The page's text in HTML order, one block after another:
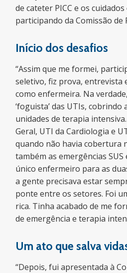
de cateter PICC e os
participando da Comissão de
Início dos desafios
“Assim que me formei,
seletivo, fiz prova, entrevista
como enfermeira. Na
‘foguista’ das UTIs, cobrindo
unidades de terapia
Geral, UTI da Cardiologia e
quando não havia cobertura
também as emergências SUS
único enfermeiro para as
a gente precisava estar
ponte entre os setores. Foi
rica. Tinha acabado de me
de emergência e terapia
Um ato que salva
“Depois, fui apresentada à